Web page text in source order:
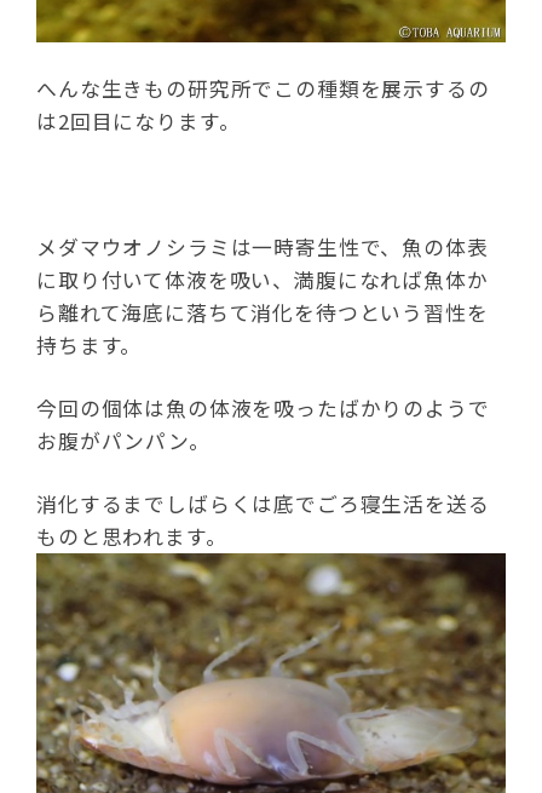
へんな生きもの研究所でこの種類を展示するの
は2回目になります。
メダマウオノシラミは一時寄生性で、魚の体表
に取り付いて体液を吸い、満腹になれば魚体か
ら離れて海底に落ちて消化を待つという習性を
持ちます。
今回の個体は魚の体液を吸ったばかりのようで
お腹がパンパン。
消化するまでしばらくは底でごろ寝生活を送る
ものと思われます。